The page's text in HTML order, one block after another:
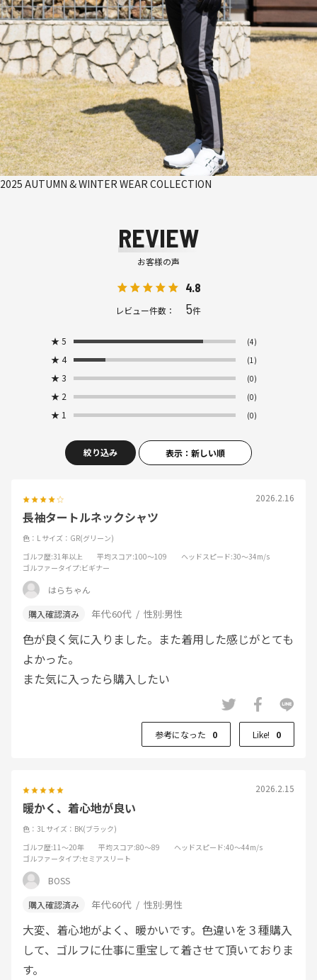
2025 AUTUMN & WINTER WEAR COLLECTION
REVIEW
お客様の声
4.8
レビュー件数： 5件
★ 5 (4)
★ 4 (1)
★ 3 (0)
★ 2 (0)
★ 1 (0)
絞り込み 表示：新しい順
2026.2.16
長袖タートルネックシャツ
色：L サイズ：GR(グリーン)
ゴルフ歴:31年以上 平均スコア:100～109 ヘッドスピード:30～34m/s
ゴルファータイプ:ビギナー
はらちゃん
年代:60代 性別:男性
色が良く気に入りました。また着用した感じがとても
よかった。
また気に入ったら購入したい
参考になった 0 Like! 0
2026.2.15
暖かく、着心地が良い
色：3L サイズ：BK(ブラック)
ゴルフ歴:11～20年 平均スコア:80～89 ヘッドスピード:40～44m/s
ゴルファータイプ:セミアスリート
BOSS
年代:60代 性別:男性
大変、着心地がよく、暖かいです。色違いを３種購入
して、ゴルフに仕事に重宝して着させて頂いておりま
す。